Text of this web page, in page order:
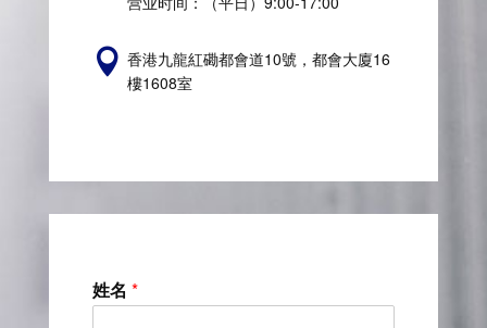
 香港九龍紅磡都會道10號，都會大廈16
樓1608室
姓名 *